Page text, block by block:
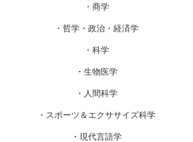
・商学
・哲学・政治・経済学
・科学
・生物医学
・人間科学
・スポーツ＆エクササイズ科学
・現代言語学